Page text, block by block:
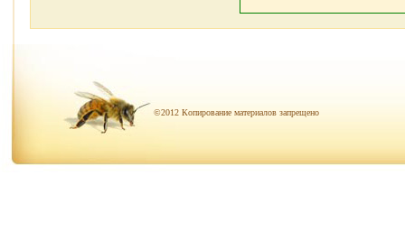
©2012 Копирование материалов запрещено